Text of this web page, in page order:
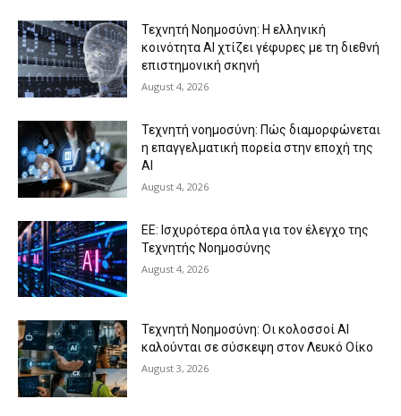
Τεχνητή Νοημοσύνη: Η ελληνική
κοινότητα AI χτίζει γέφυρες με τη διεθνή
επιστημονική σκηνή
August 4, 2026
Τεχνητή νοημοσύνη: Πώς διαμορφώνεται
η επαγγελματική πορεία στην εποχή της
AI
August 4, 2026
ΕΕ: Ισχυρότερα όπλα για τον έλεγχο της
Τεχνητής Νοημοσύνης
August 4, 2026
Τεχνητή Νοημοσύνη: Οι κολοσσοί ΑΙ
καλούνται σε σύσκεψη στον Λευκό Οίκο
August 3, 2026